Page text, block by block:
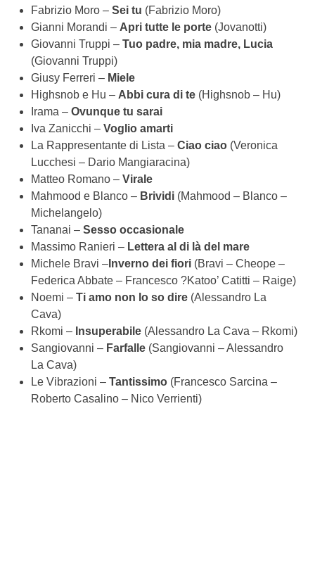
Fabrizio Moro – Sei tu (Fabrizio Moro)
Gianni Morandi – Apri tutte le porte (Jovanotti)
Giovanni Truppi – Tuo padre, mia madre, Lucia
(Giovanni Truppi)
Giusy Ferreri – Miele
Highsnob e Hu – Abbi cura di te (Highsnob – Hu)
Irama – Ovunque tu sarai
Iva Zanicchi – Voglio amarti
La Rappresentante di Lista – Ciao ciao (Veronica
Lucchesi – Dario Mangiaracina)
Matteo Romano – Virale
Mahmood e Blanco – Brividi (Mahmood – Blanco –
Michelangelo)
Tananai – Sesso occasionale
Massimo Ranieri – Lettera al di là del mare
Michele Bravi – Inverno dei fiori (Bravi – Cheope –
Federica Abbate – Francesco ?Katoo’ Catitti – Raige)
Noemi – Ti amo non lo so dire (Alessandro La
Cava)
Rkomi – Insuperabile (Alessandro La Cava – Rkomi)
Sangiovanni – Farfalle (Sangiovanni – Alessandro
La Cava)
Le Vibrazioni – Tantissimo (Francesco Sarcina –
Roberto Casalino – Nico Verrienti)